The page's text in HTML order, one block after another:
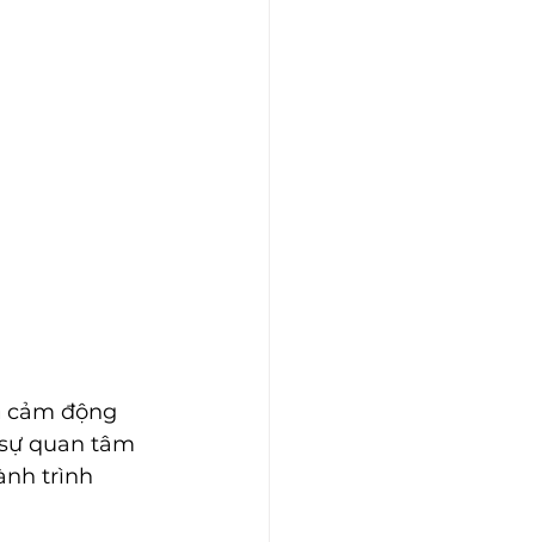
cảm động
quan tâm
trình